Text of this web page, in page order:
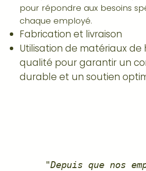
pour répondre aux besoins
chaque employé.
Fabrication et livraison
Utilisation de matériaux de
qualité pour garantir un
durable et un soutien
"Depuis que nos